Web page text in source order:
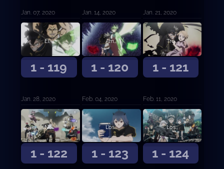
Jan. 07, 2020 Jan. 14, 2020 Jan. 21, 2020
1 - 119
El ataque final
Jan. 28, 2020
1 - 120
Amanecer
Feb. 04, 2020
1 - 121
Tres problemas
Feb. 11, 2020
1 - 122
Negro absoluto
1 - 123
Los recuerdos de Nero y... (Primera parte)
1 - 124
Los recuerdos de Nero y… (Segunda parte)